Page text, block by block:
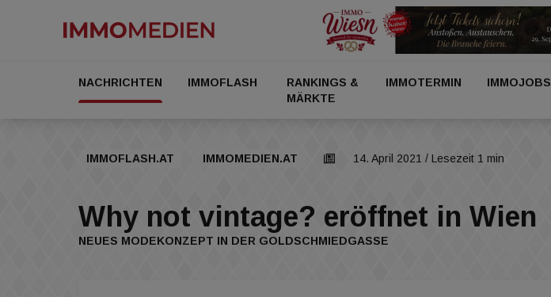
NACHRICHTEN IMMOFLASH
RANKINGS &
MÄRKTE
IMMOTERMIN IMMOJOBS
IMMOFLASH.AT IMMOMEDIEN.AT 14. April 2021 / Lesezeit 1 min
Why not vintage? eröffnet in Wien
NEUES MODEKONZEPT IN DER GOLDSCHMIEDGASSE